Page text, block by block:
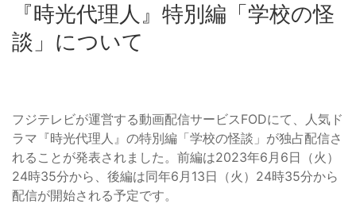
『時光代理人』特別編「学校の怪
談」について
フジテレビが運営する動画配信サービスFODにて、人気ド
ラマ『時光代理人』の特別編「学校の怪談」が独占配信さ
れることが発表されました。前編は2023年6月6日（火）
24時35分から、後編は同年6月13日（火）24時35分から
配信が開始される予定です。